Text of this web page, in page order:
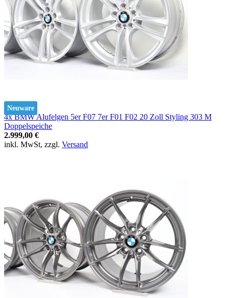
Neuware
4x BMW Alufelgen 5er F07 7er F01 F02 20 Zoll Styling 303 M
Doppelspeiche
2.999,00 €
inkl. MwSt, zzgl. Versand